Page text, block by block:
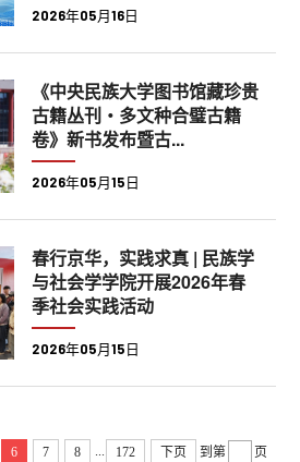
2026年05月16日
《中央民族大学图书馆藏珍贵
古籍丛刊・多文种合璧古籍
卷》新书发布暨古...
2026年05月15日
春行京华，实践求真 | 民族学
与社会学学院开展2026年春
季社会实践活动
2026年05月15日
6 7 8 ... 172 下页 到第 页